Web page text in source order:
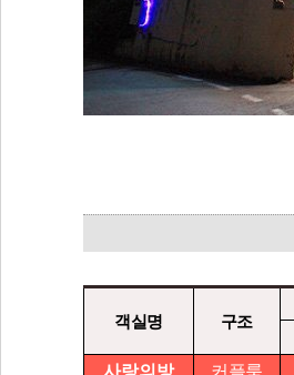
객실명 구조
사랑의방
커플룸